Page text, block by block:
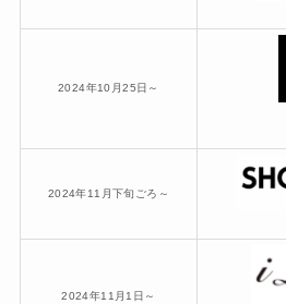
2024年10月25日～
2024年11月下旬ごろ～
2024年11月1日～